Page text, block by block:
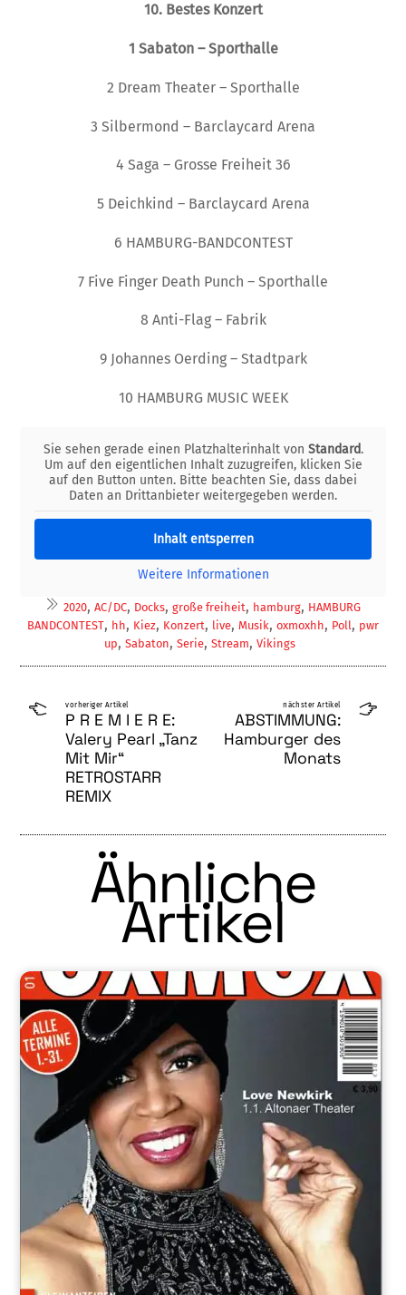
10. Bestes Konzert
1 Sabaton – Sporthalle
2 Dream Theater – Sporthalle
3 Silbermond – Barclaycard Arena
4 Saga – Grosse Freiheit 36
5 Deichkind – Barclaycard Arena
6 HAMBURG-BANDCONTEST
7 Five Finger Death Punch – Sporthalle
8 Anti-Flag – Fabrik
9 Johannes Oerding – Stadtpark
10 HAMBURG MUSIC WEEK
Sie sehen gerade einen Platzhalterinhalt von Standard.
Um auf den eigentlichen Inhalt zuzugreifen, klicken Sie
auf den Button unten. Bitte beachten Sie, dass dabei
Daten an Drittanbieter weitergegeben werden.
Inhalt entsperren
Weitere Informationen
2020, AC/DC, Docks, große freiheit, hamburg, HAMBURG
BANDCONTEST, hh, Kiez, Konzert, live, Musik, oxmoxhh, Poll , pwr
up,Sabaton,Serie,Stream,Vikings
vorheriger Artikel
P R E M I E R E:
Valery Pearl „Tanz
Mit Mir“
RETROSTARR
REMIX
nächster Artikel
ABSTIMMUNG:
Hamburger des
Monats
Ähnliche
Artikel